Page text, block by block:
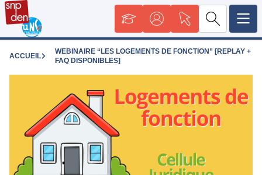
ACCUEIL
WEBINAIRE “LES LOGEMENTS DE FONCTION” [REPLAY +
FAQ DISPONIBLES]